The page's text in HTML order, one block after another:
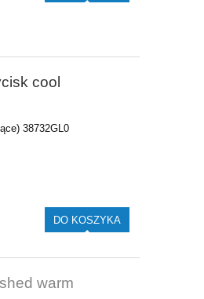
cool
38732GL0
DO KOSZYKA
warm